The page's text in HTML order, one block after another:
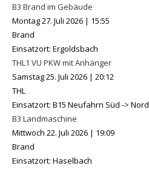
B3 Brand im Gebäude
Montag 27. Juli 2026 | 15:55
Brand
Einsatzort: Ergoldsbach
THL1 VU PKW mit Anhänger
Samstag 25. Juli 2026 | 20:12
THL
Einsatzort: B15 Neufahrn Süd -> Nord
B3 Landmaschine
Mittwoch 22. Juli 2026 | 19:09
Brand
Einsatzort: Haselbach